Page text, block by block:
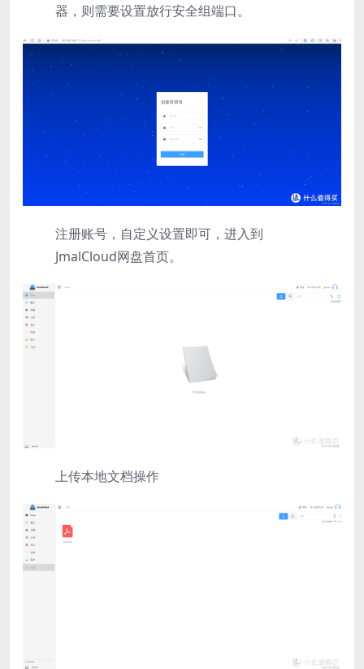
器，则需要设置放行安全组端口。
注册账号，自定义设置即可，进入到
JmalCloud网盘首页。
上传本地文档操作